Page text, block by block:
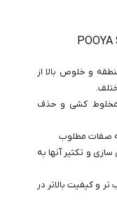
POOYA
و خلوص بالا از
مخلوط کشی و حذف
صفات مطلوب
و تکثیر آنها به
و کیفیت بالاتر در